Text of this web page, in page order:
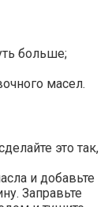
больше;
масел.
это так,
и добавьте
Заправьте